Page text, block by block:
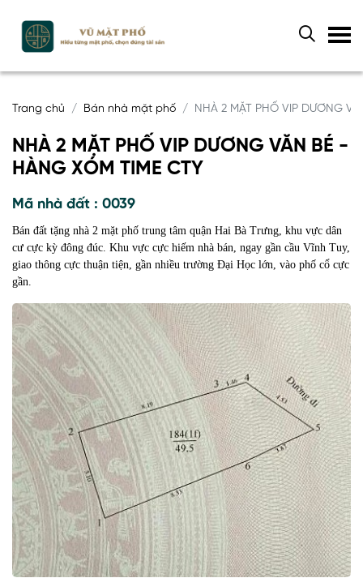
Trang chủ Bán nhà mặt phố NHÀ 2 MẶT PHỐ VIP DƯƠNG
NHÀ 2 MẶT PHỐ VIP DƯƠNG VĂN BÉ -
HÀNG XÓM TIME CTY
Mã nhà đất : 0039
Bán đất tặng nhà 2 mặt phố trung tâm quận Hai Bà Trưng, khu vực dân
cư cực kỳ đông đúc. Khu vực cực hiếm nhà bán, ngay gần cầu Vĩnh Tuy,
giao thông cực thuận tiện, gần nhiều trường Đại Học lớn, vào phố cổ cực
gần.